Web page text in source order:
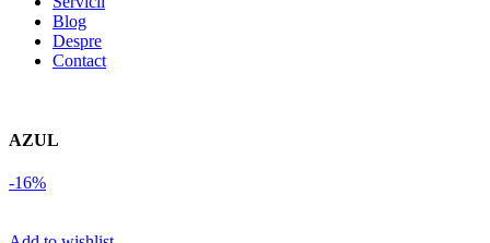
Blog
Despre
Contact
AZUL
-16%